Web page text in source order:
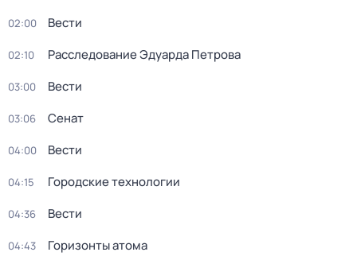
02:00 Вести
02:10 Расследование Эдуарда Петрова
03:00 Вести
03:06 Сенат
04:00 Вести
04:15 Городские технологии
04:36 Вести
04:43 Горизонты атома